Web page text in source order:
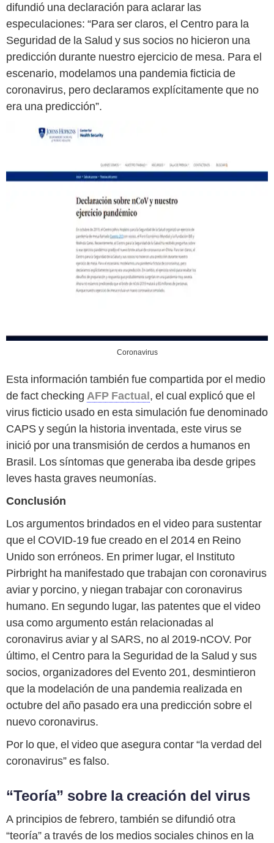
difundió una declaración para aclarar las
especulaciones: “Para ser claros, el Centro para la
Seguridad de la Salud y sus socios no hicieron una
predicción durante nuestro ejercicio de mesa. Para el
escenario, modelamos una pandemia ficticia de
coronavirus, pero declaramos explícitamente que no
era una predicción”.
Coronavirus
Esta información también fue compartida por el medio
de fact checking AFP Factual, el cual explicó que el
virus ficticio usado en esta simulación fue denominado
CAPS y según la historia inventada, este virus se
inició por una transmisión de cerdos a humanos en
Brasil. Los síntomas que generaba iba desde gripes
leves hasta graves neumonías.
Conclusión
Los argumentos brindados en el video para sustentar
que el COVID-19 fue creado en el 2014 en Reino
Unido son erróneos. En primer lugar, el Instituto
Pirbright ha manifestado que trabajan con coronavirus
aviar y porcino, y niegan trabajar con coronavirus
humano. En segundo lugar, las patentes que el video
usa como argumento están relacionadas al
coronavirus aviar y al SARS, no al 2019-nCOV. Por
último, el Centro para la Seguridad de la Salud y sus
socios, organizadores del Evento 201, desmintieron
que la modelación de una pandemia realizada en
octubre del año pasado era una predicción sobre el
nuevo coronavirus.
Por lo que, el video que asegura contar “la verdad del
coronavirus” es falso.
“Teoría” sobre la creación del virus
A principios de febrero, también se difundió otra
“teoría” a través de los medios sociales chinos en la